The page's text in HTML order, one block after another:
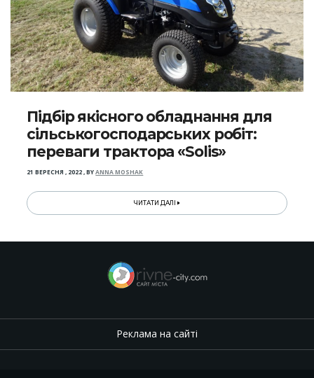
Підбір якісного обладнання для
сільськогосподарських робіт:
переваги трактора «Solis»
21 ВЕРЕСНЯ , 2022,BYANNA MOSHAK
ЧИТАТИ ДАЛІ
Реклама на сайті